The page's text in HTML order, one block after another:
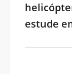
estude